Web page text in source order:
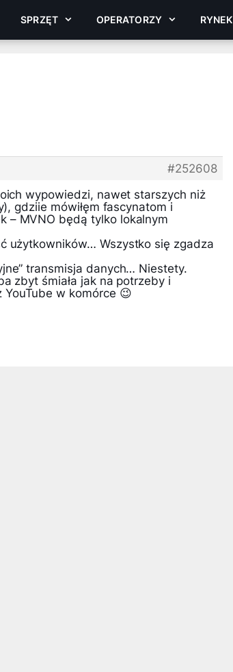
SPRZĘT OPERATORZY RYNEK
#252608
wypowiedzi, nawet starszych niż
gdziie mówiłęm fascynatom i
– MVNO będą tylko lokalnym
użytkowników… Wszystko się zgadza
transmisja danych… Niestety.
zbyt śmiała jak na potrzeby i
w komórce 😉